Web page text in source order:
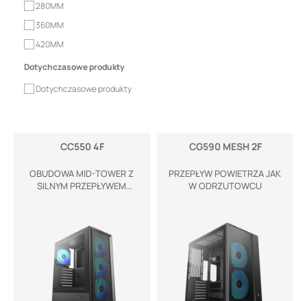
280MM
360MM
420MM
Dotychczasowe produkty
Dotychczasowe produkty
CC550 4F
OBUDOWA MID-TOWER Z
SILNYM PRZEPŁYWEM
CG590 MESH 2F
PRZEPŁYW POWIETRZA JAK
W ODRZUTOWCU